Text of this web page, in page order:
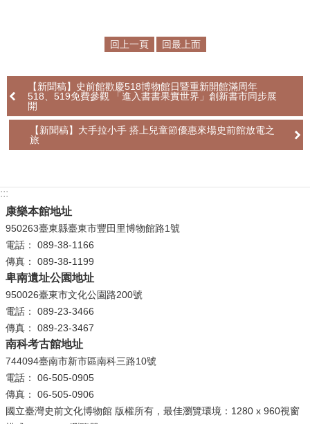
回上一頁 回最上面
【新聞稿】史前館歡慶518博物館日暨重新開館滿周年
518、519免費參觀 「進入書書果實世界」創新書市同步展
開
【新聞稿】大手拉小手 搭上兒童節優惠來場史前館放電之
旅
:::
康樂本館地址
950263臺東縣臺東市豐田里博物館路1號
電話： 089-38-1166
傳真： 089-38-1199
卑南遺址公園地址
950026臺東市文化公園路200號
電話： 089-23-3466
傳真： 089-23-3467
南科考古館地址
744094臺南市新市區南科三路10號
電話： 06-505-0905
傳真： 06-505-0906
國立臺灣史前文化博物館 版權所有，最佳瀏覽環境：1280 x 960視窗